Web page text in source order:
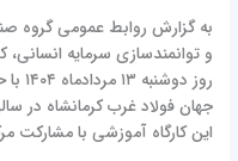
به گزارش روابط عمومی گروه
و توانمندسازی سرمایه
روز
جهان فولاد غرب کرمانشاه در
این کارگاه آموزشی با مشارکت
شرکت
مجتمع
جهان
فولاد
غرب
کرمانشاه